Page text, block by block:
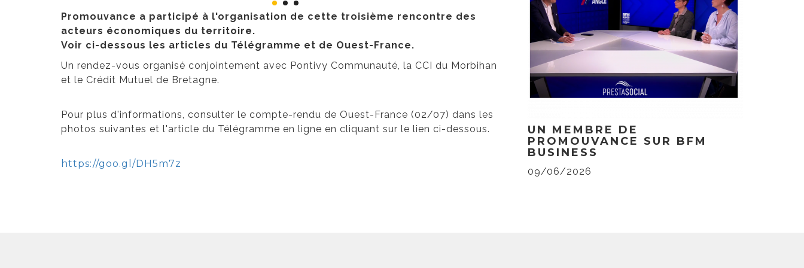
Promouvance a participé à l'organisation de cette troisième rencontre des
acteurs économiques du territoire.
Voir ci-dessous les articles du Télégramme et de Ouest-France.
Un rendez-vous organisé conjointement avec Pontivy Communauté, la CCI du Morbihan
et le Crédit Mutuel de Bretagne.
Pour plus d'informations, consulter le compte-rendu de Ouest-France (02/07) dans les
photos suivantes et l'article du Télégramme en ligne en cliquant sur le lien ci-dessous.
https://goo.gl/DH5m7z
UN MEMBRE DE
PROMOUVANCE SUR BFM
BUSINESS
09/06/2026